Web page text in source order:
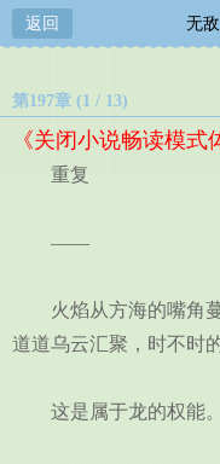
返回 无
第197章 (1 / 13)
《关闭小说畅读模式
重复
——
火焰从方海的嘴角蔓
道道乌云汇聚，时不时
这是属于龙的权能。